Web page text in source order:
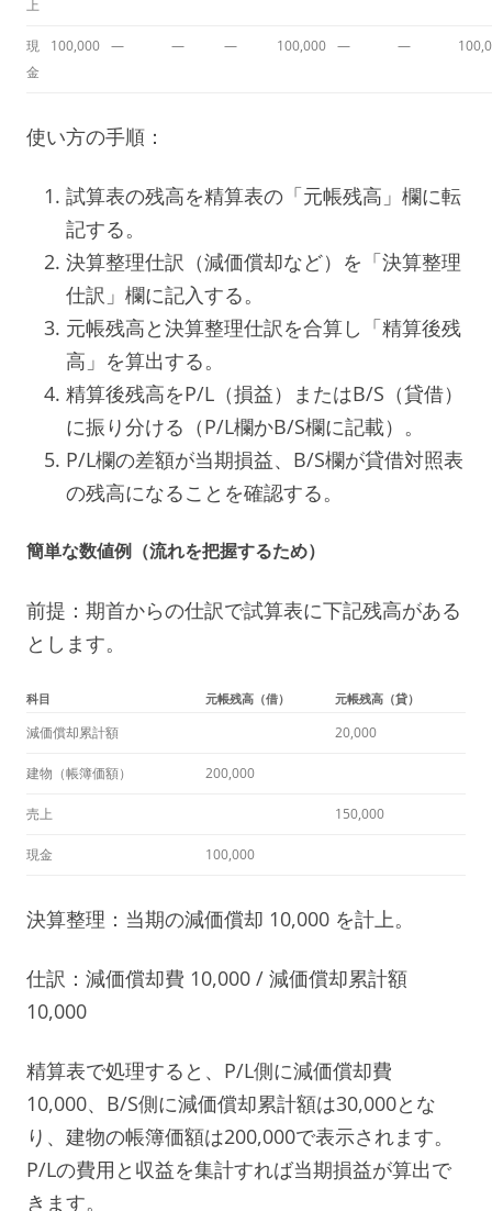
上
現
金
100,000 — — — 100,000 — —
使い方の手順：
試算表の残高を精算表の「元帳残高」欄に転
記する。
決算整理仕訳（減価償却など）を「決算整理
仕訳」欄に記入する。
元帳残高と決算整理仕訳を合算し「精算後残
高」を算出する。
精算後残高をP/L（損益）またはB/S（貸借）
に振り分ける（P/L欄かB/S欄に記載）。
P/L欄の差額が当期損益、B/S欄が貸借対照表
の残高になることを確認する。
簡単な数値例（流れを把握するため）
前提：期首からの仕訳で試算表に下記残高がある
とします。
科目 元帳残高（借） 元帳残高（貸）
減価償却累計額 20,000
建物（帳簿価額） 200,000
売上 150,000
現金 100,000
決算整理：当期の減価償却 10,000 を計上。
仕訳：減価償却費 10,000 / 減価償却累計額
10,000
精算表で処理すると、P/L側に減価償却費
10,000、B/S側に減価償却累計額は30,000とな
り、建物の帳簿価額は200,000で表示されます。
P/Lの費用と収益を集計すれば当期損益が算出で
きます。